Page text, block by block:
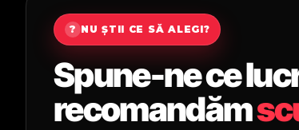
? NU ȘTII CE SĂ ALEGI?
Spune-ne ce
recomandăm